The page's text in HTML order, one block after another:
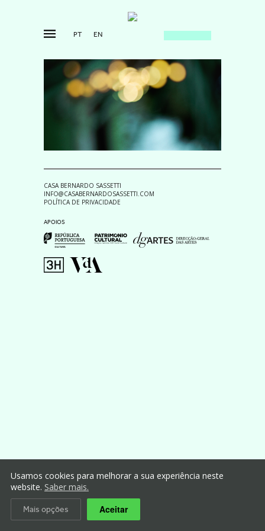
PT EN
CASA BERNARDO SASSETTI
INFO@CASABERNARDOSASSETTI.COM
POLÍTICA DE PRIVACIDADE
APOIOS
Usamos cookies para melhorar a sua experiência neste
website. Saber mais.
Mais opções Aceitar